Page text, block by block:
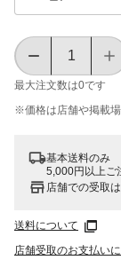
最大注文数は0です
※価格は​店舗や​掲載場
基本送料のみ
5,000円以上ご
店舗での受取
送料について
店舗受取のお支払い